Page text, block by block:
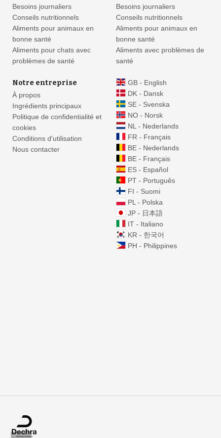
Besoins journaliers
Conseils nutritionnels
Aliments pour animaux en
bonne santé
Aliments pour chats avec
problèmes de santé
Besoins journaliers
Conseils nutritionnels
Aliments pour animaux en
bonne santé
Aliments avec problèmes de
santé
Notre entreprise
À propos
Ingrédients principaux
Politique de confidentialité et
cookies
Conditions d'utilisation
Nous contacter
GB - English
DK - Dansk
SE - Svenska
NO - Norsk
NL - Nederlands
FR - Français
BE - Nederlands
BE - Français
ES - Español
PT - Português
FI - Suomi
PL - Polska
JP - 日本語
IT - Italiano
KR - 한국어
PH - Philippines